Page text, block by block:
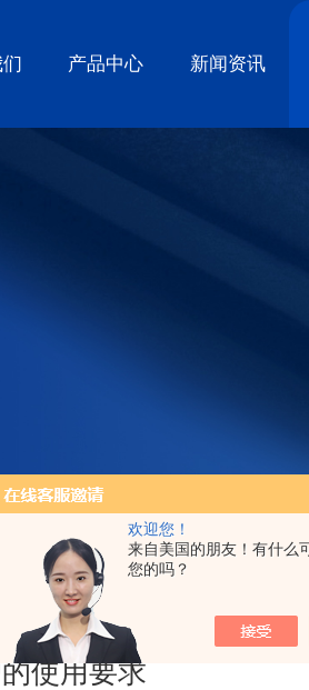
欢迎您！
来自美国的朋友！有什么
您的吗？
产品中心 新闻资讯
足了诸多用户的使用要求
使用要求